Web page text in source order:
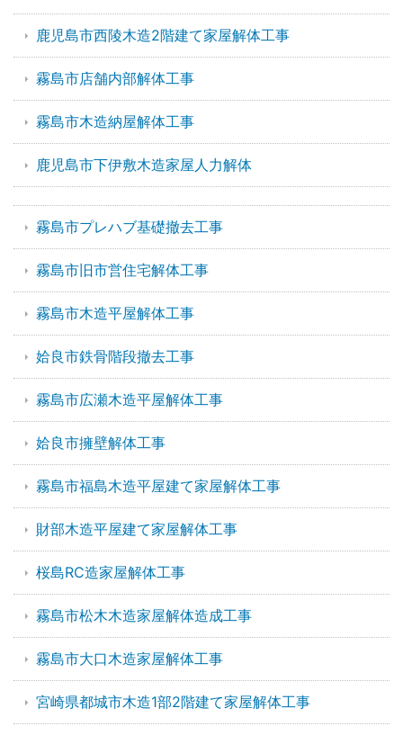
鹿児島市西陵木造2階建て家屋解体工事
霧島市店舗内部解体工事
霧島市木造納屋解体工事
鹿児島市下伊敷木造家屋人力解体
霧島市プレハブ基礎撤去工事
霧島市旧市営住宅解体工事
霧島市木造平屋解体工事
姶良市鉄骨階段撤去工事
霧島市広瀬木造平屋解体工事
姶良市擁壁解体工事
霧島市福島木造平屋建て家屋解体工事
財部木造平屋建て家屋解体工事
桜島RC造家屋解体工事
霧島市松木木造家屋解体造成工事
霧島市大口木造家屋解体工事
宮崎県都城市木造1部2階建て家屋解体工事